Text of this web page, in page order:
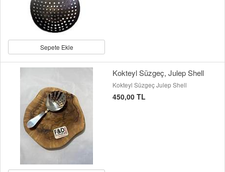
Sepete Ekle
Kokteyl Süzgeç, Julep Shell
Kokteyl Süzgeç Julep Shell
450,00 TL